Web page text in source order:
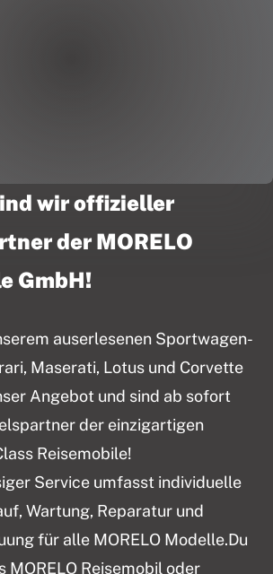
wir offizieller
der MORELO
GmbH!
auserlesenen Sportwagen-
Maserati, Lotus und Corvette
Angebot und sind ab sofort
der einzigartigen
Reisemobile!
Service umfasst individuelle
Wartung, Reparatur und
für alle MORELO Modelle.Du
MORELO Reisemobil oder